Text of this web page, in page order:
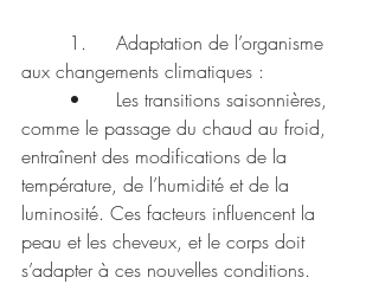
aux changements climatiques :
comme le passage du chaud au froid,
entraînent des modifications de la
température, de l’humidité et de la
luminosité. Ces facteurs influencent la
peau et les cheveux, et le corps doit
s’adapter à ces nouvelles conditions.